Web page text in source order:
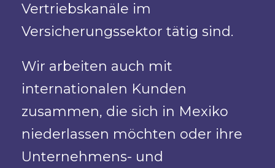
Vertriebskanäle im
Versicherungssektor tätig sind.
Wir arbeiten auch mit
internationalen Kunden
zusammen, die sich in Mexiko
niederlassen möchten oder ihre
Unternehmens- und